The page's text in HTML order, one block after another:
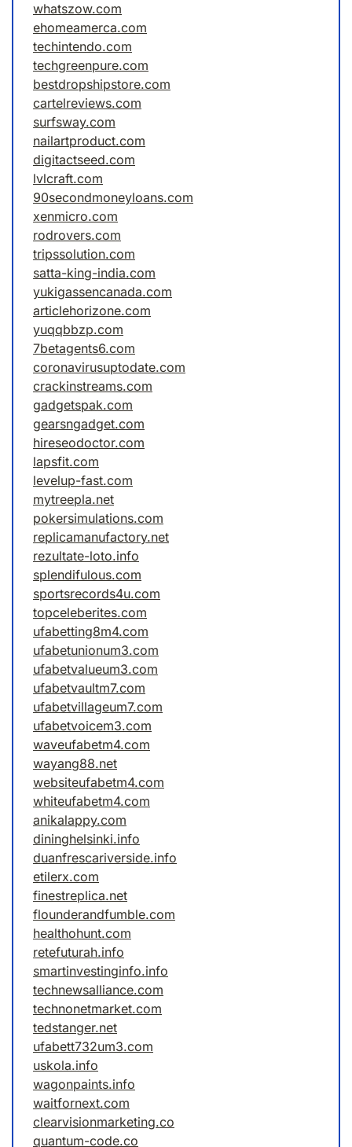
whatszow.com
ehomeamerca.com
techintendo.com
techgreenpure.com
bestdropshipstore.com
cartelreviews.com
surfsway.com
nailartproduct.com
digitactseed.com
lvlcraft.com
90secondmoneyloans.com
xenmicro.com
rodrovers.com
tripssolution.com
satta-king-india.com
yukigassencanada.com
articlehorizone.com
yuqqbbzp.com
7betagents6.com
coronavirusuptodate.com
crackinstreams.com
gadgetspak.com
gearsngadget.com
hireseodoctor.com
lapsfit.com
levelup-fast.com
mytreepla.net
pokersimulations.com
replicamanufactory.net
rezultate-loto.info
splendifulous.com
sportsrecords4u.com
topceleberites.com
ufabetting8m4.com
ufabetunionum3.com
ufabetvalueum3.com
ufabetvaultm7.com
ufabetvillageum7.com
ufabetvoicem3.com
waveufabetm4.com
wayang88.net
websiteufabetm4.com
whiteufabetm4.com
anikalappy.com
dininghelsinki.info
duanfrescariverside.info
etilerx.com
finestreplica.net
flounderandfumble.com
healthohunt.com
retefuturah.info
smartinvestinginfo.info
technewsalliance.com
technonetmarket.com
tedstanger.net
ufabett732um3.com
uskola.info
wagonpaints.info
waitfornext.com
clearvisionmarketing.co
quantum-code.co